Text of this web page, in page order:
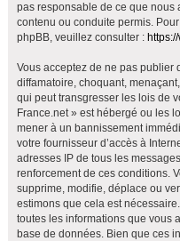
pas responsable de ce que nous
contenu ou conduite permis.
phpBB, veuillez consulter :
Vous acceptez de ne pas publier
diffamatoire, choquant,
qui peut transgresser les lois de
France.net » est hébergé ou les
mener à un bannissement
votre fournisseur d’accès à
adresses IP de tous les
renforcement de ces conditions.
supprime, modifie, déplace ou
estimons que cela est
toutes les informations que vous
base de données. Bien que ces